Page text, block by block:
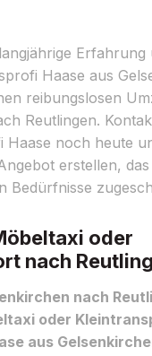
Erfahrung
Haase aus
reibungslosen
Reutlingen.
noch heute
erstellen,
Bedürfnisse
oder
nach
nach
oder
aus